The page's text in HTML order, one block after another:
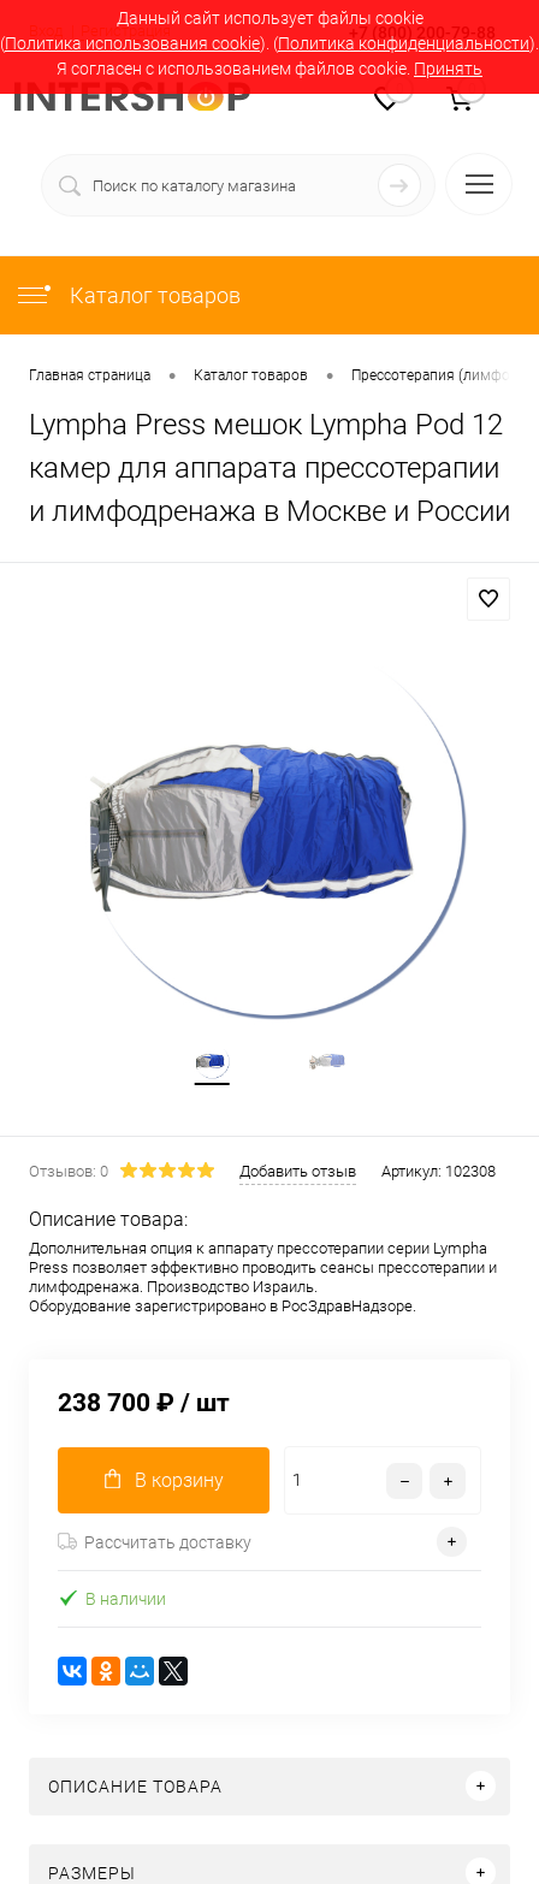
Данный сайт использует файлы cookie
(Политика использования cookie). (Политика конфиденциальности).
Я согласен с использованием файлов cookie. Принять
Вход Регистрация +7 (800) 200-79-88
Каталог товаров
Главная страница • Каталог товаров • Прессотерапия
Lympha Press мешок Lympha Pod 12
камер для аппарата прессотерапии
и лимфодренажа в Москве и России
Отзывов: 0 Добавить отзыв Артикул: 102308
Описание товара:
Дополнительная опция к аппарату прессотерапии серии Lympha
Press позволяет эффективно проводить сеансы прессотерапии и
лимфодренажа. Производство Израиль.
Оборудование зарегистрировано в РосЗдравНадзоре.
238 700 ₽ / шт
В корзину
Рассчитать доставку
В наличии
ОПИСАНИЕ ТОВАРА
РАЗМЕРЫ